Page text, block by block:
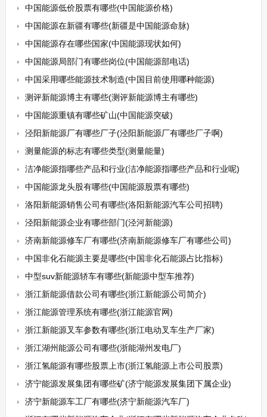
中国能源低价股票有哪些(中国能源价格)
中国能源在新疆有哪些(新疆是中国能源命脉)
中国能源存在哪些国家(中国能源现状如何)
中国能源局部门有哪些岗位(中国能源部电话)
中国采用哪些能源技术制造(中国目前使用哪种能源)
测评新能源博主有哪些(测评新能源博主有哪些)
中国能源重镇有哪些矿山(中国能源突破)
泾阳新能源厂有哪些厂子(泾阳新能源厂有哪些厂子啊)
测量能源的标志有哪些类型(测量能量)
洁净能源指哪些产品和行业(洁净能源指哪些产品和行业呢)
中国能源龙头股有哪些(中国能源股票有哪些)
洛阳新能源销售公司有哪些(洛阳新能源汽车公司招聘)
泾阳新能源企业有哪些部门(泾河新能源)
济南新能源修车厂有哪些(济南新能源修车厂有哪些公司)
中国非化石能源主要是哪些(中国非化石能源占比指标)
中型suv新能源轿车有哪些(新能源中型车推荐)
浙江新能源借款公司有哪些(浙江新能源公司简介)
浙江能源管理系统有哪些(浙江能源官网)
浙江新能源叉车参数有哪些(浙江电动叉车生产厂家)
浙江湖州能源公司有哪些(浙能湖州发电厂)
浙江氢能源有哪些股票上市(浙江氢能源上市公司股票)
济宁能源发展集团有哪些矿(济宁能源发展集团下属企业)
济宁新能源车工厂有哪些(济宁新能源汽车厂)